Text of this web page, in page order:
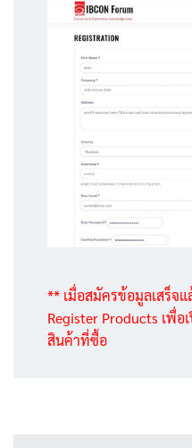
** เมื่อสมัครข้อมูลเสร็จ
Register Products เพื่
สินค้าที่ซื้อ